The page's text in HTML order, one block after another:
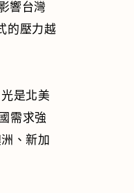
響台灣
的壓力越
是北美
需求強
、新加